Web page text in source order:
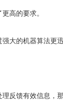
高的要求。
大的机器算法更
反馈有效信息，